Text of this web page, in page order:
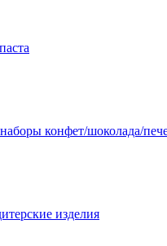
конфет/шоколада/
изделия